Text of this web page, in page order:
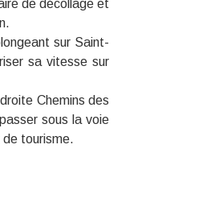
de décollage et
sur Saint-
sa vitesse sur
Chemins des
sous la voie
de tourisme.